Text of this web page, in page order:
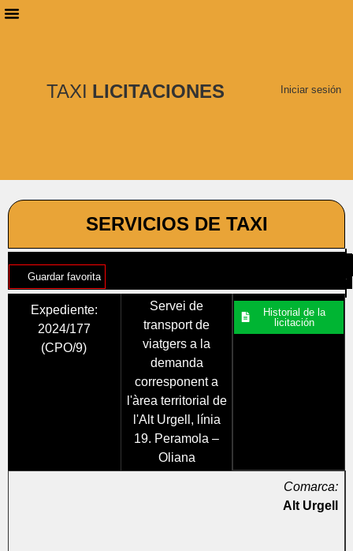
TAXI LICITACIONES Iniciar sesión
SERVICIOS DE TAXI
Guardar favorita
Expediente:
2024/177
(CPO/9)
Servei de
transport de
viatgers a la
demanda
corresponent a
l'àrea territorial de
l'Alt Urgell, línia
19. Peramola –
Oliana
Historial de la
licitación
Comarca:
Alt Urgell